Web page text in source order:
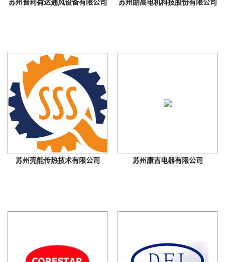
苏州普利荷达通风设备有限公司 苏州朗高电机科技股份有限公司
苏州壳能传热技术有限公司 苏州康吉电器有限公司